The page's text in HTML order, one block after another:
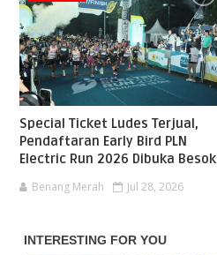
Special Ticket Ludes Terjual,
Pendaftaran Early Bird PLN
Electric Run 2026 Dibuka Besok
Benang Merah Jul 28, 2026